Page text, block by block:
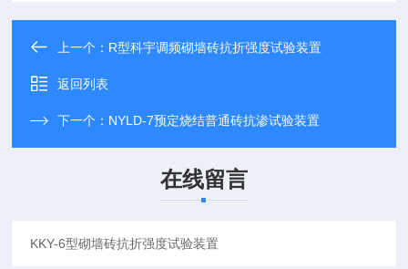
上一个： R型科宇调频砌墙砖抗折强度试验装置
返回列表
下一个： NYLD-7预定烧结普通砖抗渗试验装置
在线留言